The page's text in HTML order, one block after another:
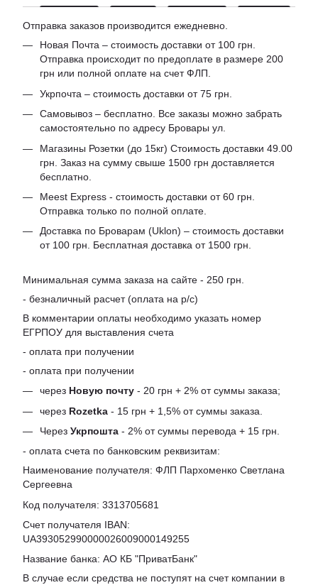
Отправка заказов производится ежедневно.
Новая Почта – стоимость доставки от 100 грн.
Отправка происходит по предоплате в размере 200
грн или полной оплате на счет ФЛП.
Укрпочта – стоимость доставки от 75 грн.
Самовывоз – бесплатно. Все заказы можно забрать
самостоятельно по адресу Бровары ул.
Магазины Розетки (до 15кг) Стоимость доставки 49.00
грн. Заказ на сумму свыше 1500 грн доставляется
бесплатно.
Meest Express - стоимость доставки от 60 грн.
Отправка только по полной оплате.
Доставка по Броварам (Uklon) – стоимость доставки
от 100 грн. Бесплатная доставка от 1500 грн.
Минимальная сумма заказа на сайте - 250 грн.
- безналичный расчет (оплата на р/с)
В комментарии оплаты необходимо указать номер
ЕГРПОУ для выставления счета
- оплата при получении
- оплата при получении
через Новую почту - 20 грн + 2% от суммы заказа;
через Rozetka - 15 грн + 1,5% от суммы заказа.
Через Укрпошта - 2% от суммы перевода + 15 грн.
- оплата счета по банковским реквизитам:
Наименование получателя: ФЛП Пархоменко Светлана
Сергеевна
Код получателя: 3313705681
Счет получателя IBAN:
UA393052990000026009000149255
Название банка: АО КБ "ПриватБанк"
В случае если средства не поступят на счет компании в